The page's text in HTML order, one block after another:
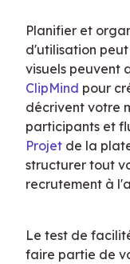
Planifier et
d'utilisation
ClipMind pour
décrivent votre
participants et
Projet de la
structurer tout
recrutement à
Le test de
faire partie de